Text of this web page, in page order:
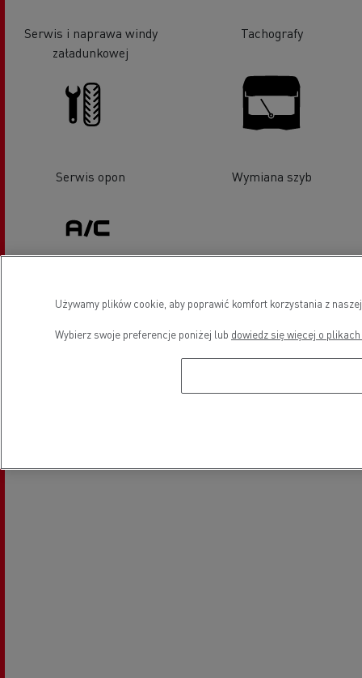
Serwis i naprawa windy
załadunkowej
Tachografy
Serwis opon Wymiana szyb
Klimatyzacja
Używamy plików cookie, aby poprawić komfort korzystania z
Wybierz swoje preferencje poniżej lub dowiedz się więcej o